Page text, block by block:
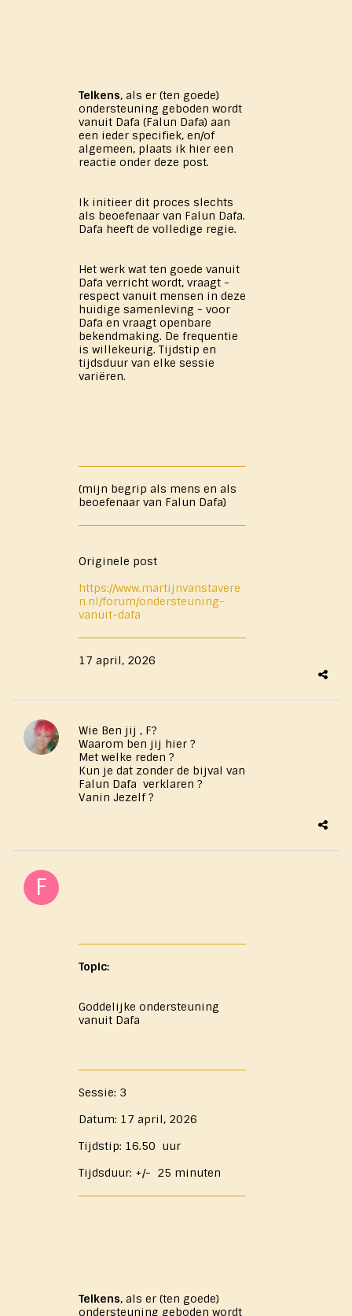
Telkens, als er (ten goede)
ondersteuning geboden wordt
vanuit Dafa (Falun Dafa) aan
een ieder specifiek, en/of
algemeen, plaats ik hier een
reactie onder deze post.
Ik initieer dit proces slechts
als beoefenaar van Falun Dafa.
Dafa heeft de volledige regie.
Het werk wat ten goede vanuit
Dafa verricht wordt, vraagt -
respect vanuit mensen in deze
huidige samenleving - voor
Dafa en vraagt openbare
bekendmaking. De frequentie
is willekeurig. Tijdstip en
tijdsduur van elke sessie
variëren.
(mijn begrip als mens en als
beoefenaar van Falun Dafa)
Originele post
https://www.martijnvanstavere
n.nl/forum/ondersteuning-
vanuit-dafa
17 april, 2026
Wie Ben jij , F?
Waarom ben jij hier ?
Met welke reden ?
Kun je dat zonder de bijval van
Falun Dafa verklaren ?
Vanin Jezelf ?
Topic:
Goddelijke ondersteuning
vanuit Dafa
Sessie: 3
Datum: 17 april, 2026
Tijdstip: 16.50 uur
Tijdsduur: +/- 25 minuten
Telkens, als er (ten goede)
ondersteuning geboden wordt